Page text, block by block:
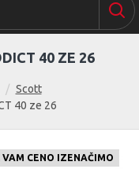
Scott
40 ze 26
40 ZE 26
CENO IZENAČIMO